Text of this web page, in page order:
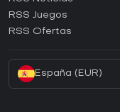
¿Cómo activar una
RSS Juegos
RSS Ofertas
España (EUR)